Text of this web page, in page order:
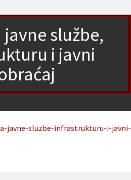
javne službe,
i javni
javne-sluzbe-infrastrukturu-i-javni-